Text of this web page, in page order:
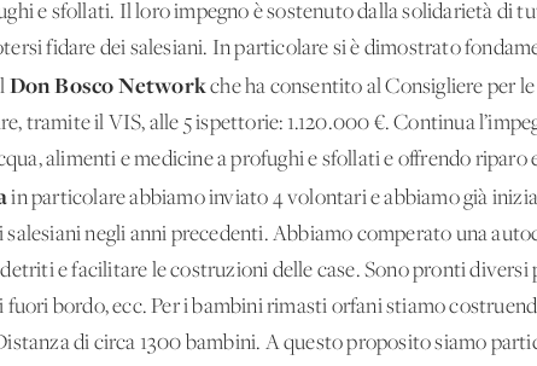
e sfollati. Il loro impegno è sostenuto dalla solidarietà di
fidare dei salesiani. In particolare si è dimostrato
Don Bosco Networkche ha consentito al Consigliere per
tramite il VIS, alle 5 ispettorie: 1.120.000 €. Continua
alimenti e medicine a profughi e sfollati e offrendo riparo
in particolare abbiamo inviato 4 volontari e abbiamo già
negli anni precedenti. Abbiamo comperato una
e facilitare le costruzioni delle case. Sono pronti
fuori bordo, ecc. Per i bambini rimasti orfani stiamo
di circa 1300 bambini. A questo proposito siamo